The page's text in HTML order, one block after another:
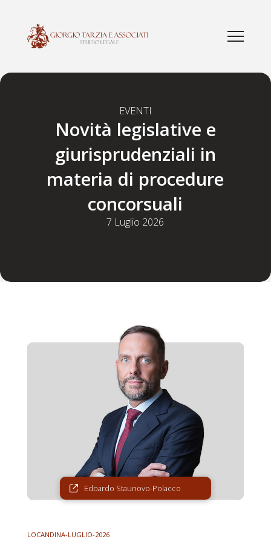
EVENTI
Novità legislative e
giurisprudenziali in
materia di procedure
concorsuali
7 Luglio 2026
Edoardo Staunovo-Polacco
LOCANDINA-LUGLIO-2026